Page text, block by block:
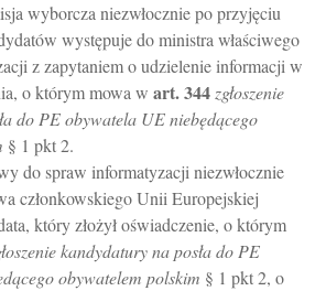
wyborcza niezwłocznie po przyjęciu
występuje do ministra właściwego
z zapytaniem o udzielenie informacji w
o którym mowa w art.344 zgłoszenie
do PE obywatela UE niebędącego
§ 1 pkt 2.
do spraw informatyzacji niezwłocznie
członkowskiego Unii Europejskiej
który złożył oświadczenie, o którym
kandydatury na posła do PE
obywatelem polskim § 1 pkt 2, o